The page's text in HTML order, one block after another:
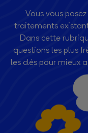
Vous vous
traitements
Dans cette
questions les plus
les clés pour mieux